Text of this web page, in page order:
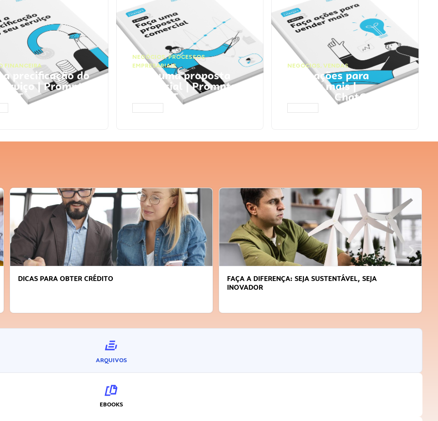
FINANCEIRA
a precificação do
serviço | Prompts
NEGÓCIOS,PROCESSOS
EMPRESARIAIS
Faça uma proposta
comercial | Prompts
ChatGPT
NEGÓCIOS, VENDAS
Faça ações para
vender mais |
Prompts ChatGPT
OBTER CRÉDITO
FAÇA A DIFERENÇA: SEJA SUSTENTÁVEL, SEJA
ARQUIVOS
EBOOKS